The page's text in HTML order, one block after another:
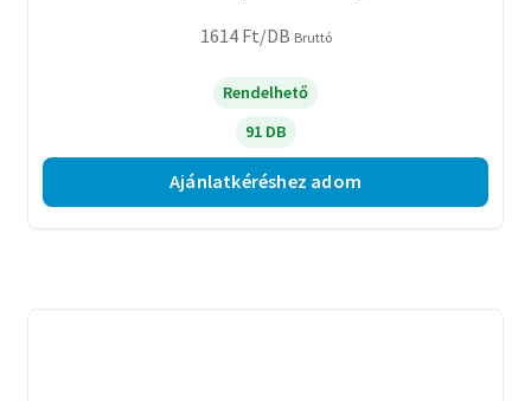
1614 Ft/DB Bruttó
Rendelhető
91 DB
Ajánlatkéréshez adom